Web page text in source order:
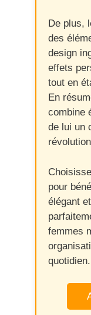
De plus,
des
design
effets
tout en
En
combine
de lui un
pour
élégant
femmes
quotidien.